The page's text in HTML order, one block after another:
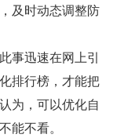
及时动态调整防
迅速在网上引
排行榜，才能把
为，可以优化自
能不看。